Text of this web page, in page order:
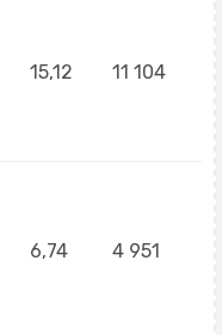
15,12 11 104
6,74 4 951